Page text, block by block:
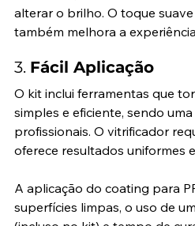
alterar o brilho. O toque
também melhora a
3. Fácil Aplicação
O kit inclui ferramentas que
simples e eficiente, sendo
profissionais. O vitrificador
oferece resultados uniformes
A aplicação do coating para
superfícies limpas, o uso de